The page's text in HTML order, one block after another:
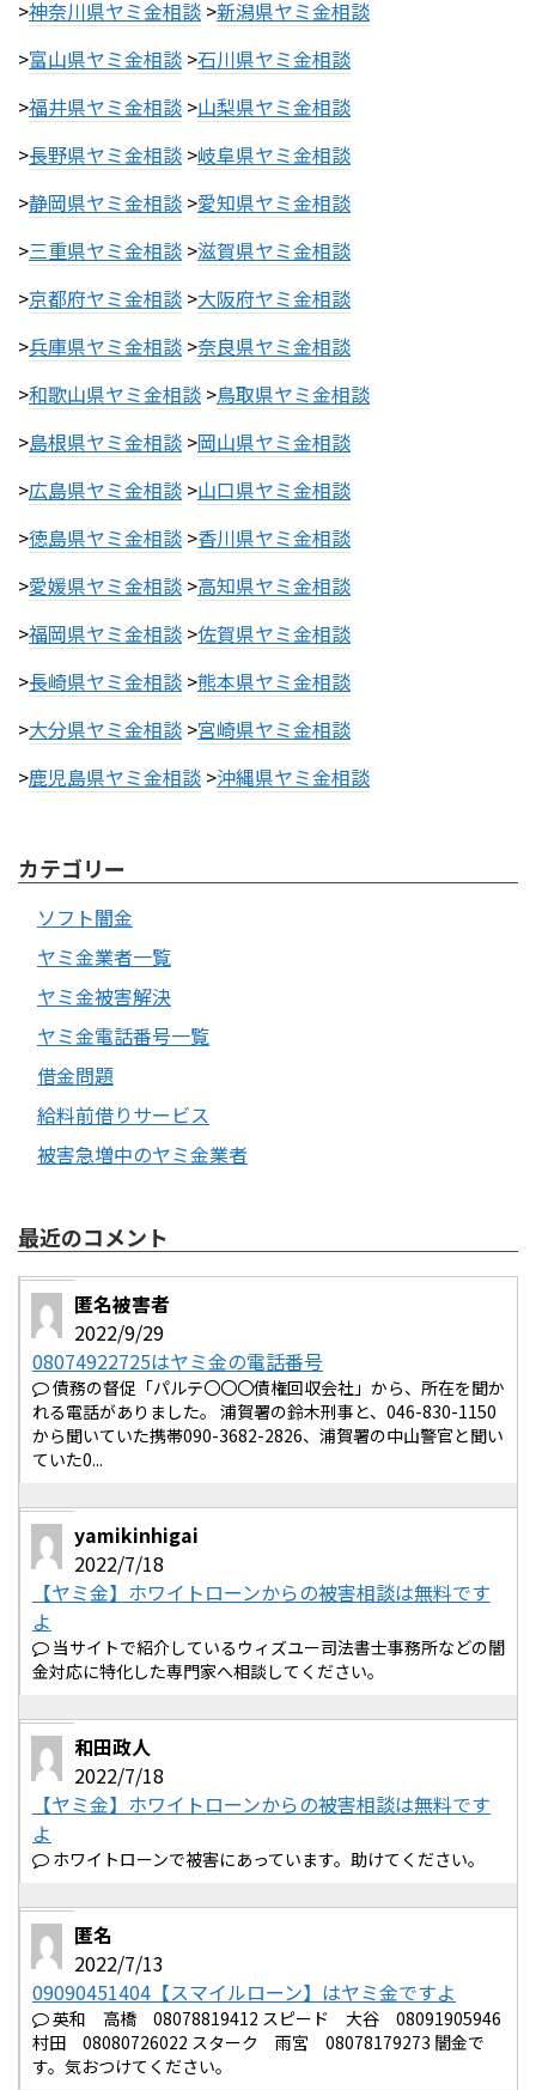
>神奈川県ヤミ金相談 >新潟県ヤミ金相談
>富山県ヤミ金相談 >石川県ヤミ金相談
>福井県ヤミ金相談 >山梨県ヤミ金相談
>長野県ヤミ金相談 >岐阜県ヤミ金相談
>静岡県ヤミ金相談 >愛知県ヤミ金相談
>三重県ヤミ金相談 >滋賀県ヤミ金相談
>京都府ヤミ金相談 >大阪府ヤミ金相談
>兵庫県ヤミ金相談 >奈良県ヤミ金相談
>和歌山県ヤミ金相談 >鳥取県ヤミ金相談
>島根県ヤミ金相談 >岡山県ヤミ金相談
>広島県ヤミ金相談 >山口県ヤミ金相談
>徳島県ヤミ金相談 >香川県ヤミ金相談
>愛媛県ヤミ金相談 >高知県ヤミ金相談
>福岡県ヤミ金相談 >佐賀県ヤミ金相談
>長崎県ヤミ金相談 >熊本県ヤミ金相談
>大分県ヤミ金相談 >宮崎県ヤミ金相談
>鹿児島県ヤミ金相談 >沖縄県ヤミ金相談
カテゴリー
ソフト闇金
ヤミ金業者一覧
ヤミ金被害解決
ヤミ金電話番号一覧
借金問題
給料前借りサービス
被害急増中のヤミ金業者
最近のコメント
匿名被害者
2022/9/29
08074922725はヤミ金の電話番号
債務の督促「パルテ〇〇〇債権回収会社」から、所在を聞か
れる電話がありました。 浦賀署の鈴木刑事と、046-830-1150
から聞いていた携帯090-3682-2826、浦賀署の中山警官と聞い
ていた0...
yamikinhigai
2022/7/18
【ヤミ金】ホワイトローンからの被害相談は無料です
よ
当サイトで紹介しているウィズユー司法書士事務所などの闇
金対応に特化した専門家へ相談してください。
和田政人
2022/7/18
【ヤミ金】ホワイトローンからの被害相談は無料です
よ
ホワイトローンで被害にあっています。助けてください。
匿名
2022/7/13
09090451404【スマイルローン】はヤミ金ですよ
英和 高橋 08078819412 スピード 大谷 08091905946
村田 08080726022 スターク 雨宮 08078179273 闇金で
す。気おつけてください。